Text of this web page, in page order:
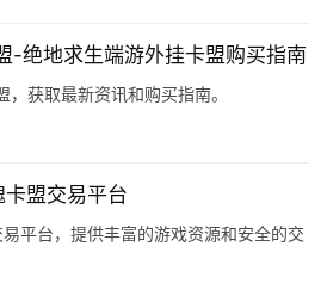
-绝地求生端游外挂卡盟购买指南
获取最新资讯和购买指南。
盟交易平台
平台，提供丰富的游戏资源和安全的交